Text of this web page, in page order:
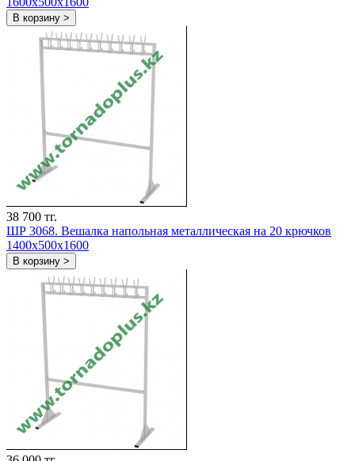
В корзину >
38 700 тг.
ШР 3068. Вешалка напольная металлическая на 20 крючков
1400х500х1600
В корзину >